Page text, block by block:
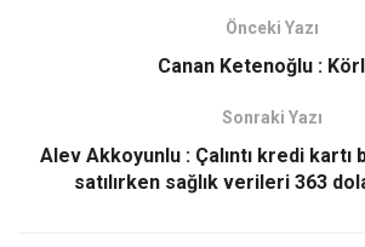
k
n
Önceki Yazı
Canan Ketenoğlu :
Sonraki Yazı
Alev Akkoyunlu : Çalıntı kredi
satılırken sağlık verileri 363